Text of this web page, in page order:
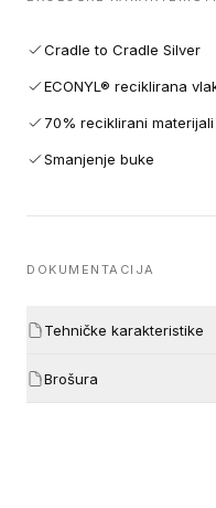
Cradle to Cradle Silver
ECONYL® reciklirana
70% reciklirani
Smanjenje buke
DOKUMENTACIJA
Tehničke karakteristike
Brošura